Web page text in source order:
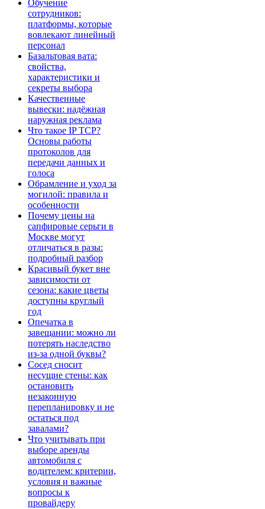
Обучение
сотрудников:
платформы, которые
вовлекают линейный
персонал
Базальтовая вата:
свойства,
характеристики и
секреты выбора
Качественные
вывески: надёжная
наружная реклама
Что такое IP TCP?
Основы работы
протоколов для
передачи данных и
голоса
Обрамление и уход за
могилой: правила и
особенности
Почему цены на
сапфировые серьги в
Москве могут
отличаться в разы:
подробный разбор
Красивый букет вне
зависимости от
сезона: какие цветы
доступны круглый
год
Опечатка в
завещании: можно ли
потерять наследство
из-за одной буквы?
Сосед сносит
несущие стены: как
остановить
незаконную
перепланировку и не
остаться под
завалами?
Что учитывать при
выборе аренды
автомобиля с
водителем: критерии,
условия и важные
вопросы к
провайдеру